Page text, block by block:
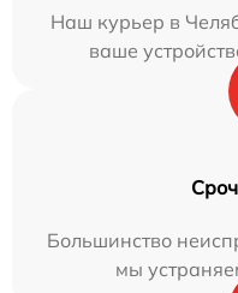
Наш курьер в
ваше
Большинство
мы